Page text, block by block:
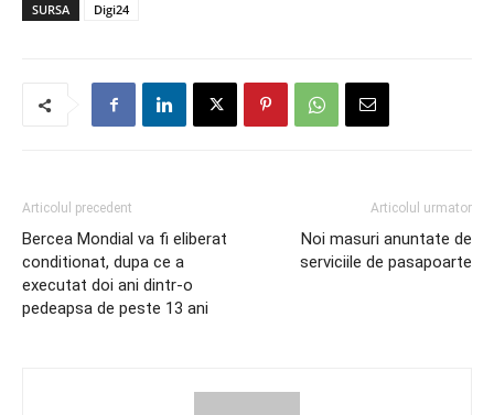
SURSA Digi24
Articolul precedent
Bercea Mondial va fi eliberat
conditionat, dupa ce a
executat doi ani dintr-o
pedeapsa de peste 13 ani
Articolul urmator
Noi masuri anuntate de
serviciile de pasapoarte